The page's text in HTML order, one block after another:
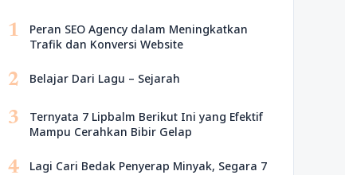
1
Peran SEO Agency dalam Meningkatkan
Trafik dan Konversi Website
2 Belajar Dari Lagu – Sejarah
3
Ternyata 7 Lipbalm Berikut Ini yang Efektif
Mampu Cerahkan Bibir Gelap
4
Lagi Cari Bedak Penyerap Minyak, Segara 7